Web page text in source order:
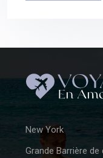
New York
Grande Barrière de